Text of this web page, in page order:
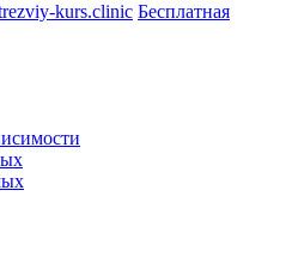
kurs.clinic Бесплатная